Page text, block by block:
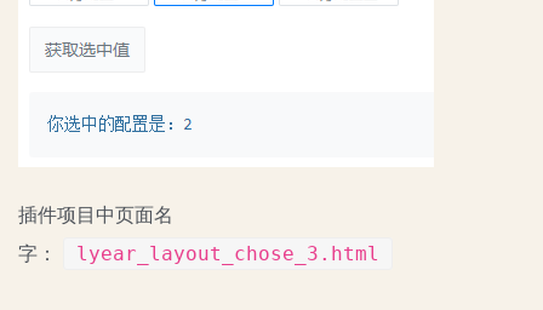
插件项目中页面名
字：
lyear_layout_chose_3.html